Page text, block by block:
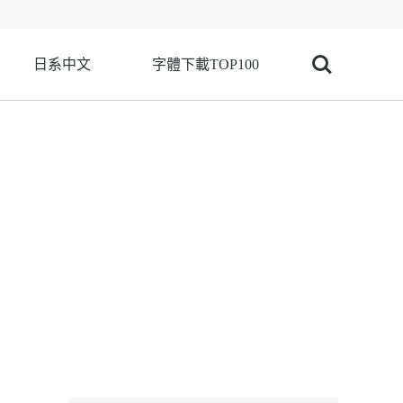
日系中文 字體下載TOP100